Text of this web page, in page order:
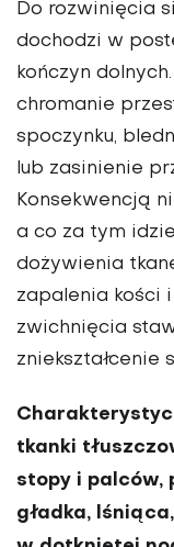
Do rozwinięcia
dochodzi w
kończyn
chromanie
spoczynku,
lub zasinienie
Konsekwencją
a co za tym
dożywienia
zapalenia kości i
zwichnięcia
zniekształcenie
tkanki
stopy i palców,
gładka,